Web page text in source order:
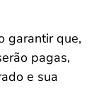
garantir que,
pagas,
e sua